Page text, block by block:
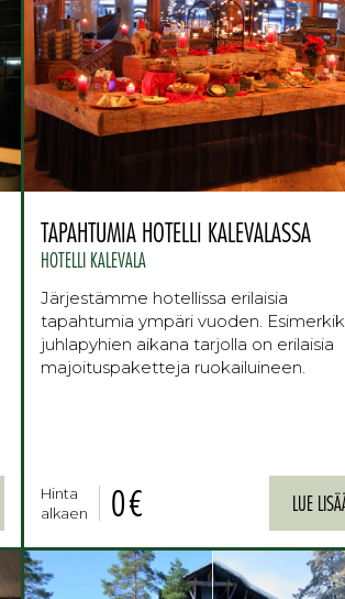
TAPAHTUMIA HOTELLI KALEVALASSA
HOTELLI KALEVALA
Järjestämme hotellissa erilaisia
tapahtumia ympäri vuoden.
juhlapyhien aikana tarjolla on erilaisia
majoituspaketteja ruokailuineen.
Hinta
alkaen
0 € LUE